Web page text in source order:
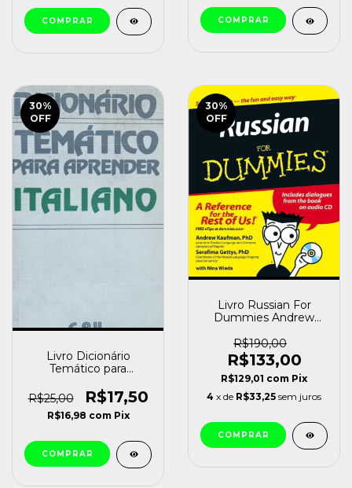
30%
OFF
Livro Dicionário
Temático para
Editora Pedagógica e
Universitária Ltda.
[usado]
R$25,00 R$17,50
R$16,98 com Pix
30%
OFF
Livro Russian For
Dummies Andrew
R$190,00
R$133,00
R$129,01 com Pix
4 x de R$33,25 sem juros